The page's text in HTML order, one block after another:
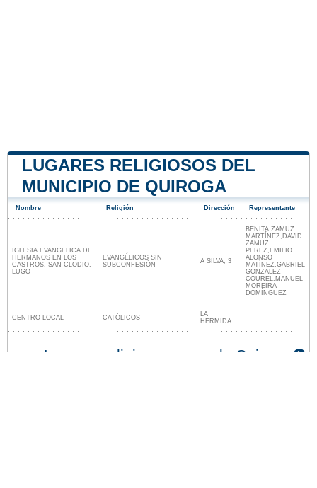
LUGARES RELIGIOSOS DEL
MUNICIPIO DE QUIROGA
Nombre Religión Dirección Representante
IGLESIA EVANGELICA DE
HERMANOS EN LOS
CASTROS, SAN CLODIO,
LUGO
EVANGÉLICOS SIN
SUBCONFESIÓN
A SILVA, 3
BENITA ZAMUZ
MARTÍNEZ,DAVID
ZAMUZ
PEREZ,EMILIO
ALONSO
MATÍNEZ,GABRIEL
GONZALEZ
COUREL,MANUEL
MOREIRA
DOMÍNGUEZ
CENTRO LOCAL CATÓLICOS
LA
HERMIDA
Lugares religiosos cerca de Quiroga